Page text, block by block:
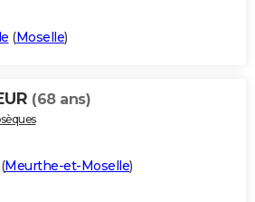
(Moselle)
(68 ans)
(Meurthe-et-Moselle)